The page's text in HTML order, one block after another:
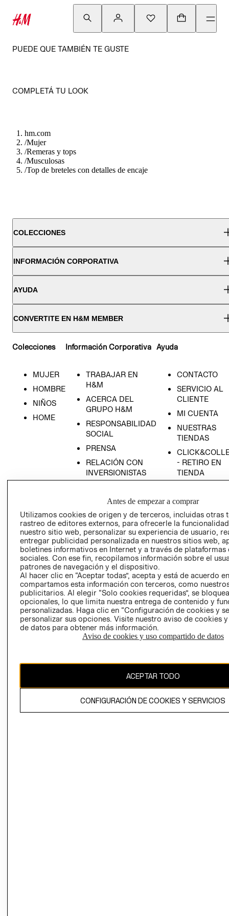
PUEDE QUE TAMBIÉN TE GUSTE
COMPLETÁ TU LOOK
hm.com
/Mujer
/Remeras y tops
/Musculosas
/Top de breteles con detalles de encaje
COLECCIONES
INFORMACIÓN CORPORATIVA
AYUDA
CONVERTITE EN H&M MEMBER
Colecciones
MUJER
HOMBRE
NIÑOS
HOME
Información Corporativa
TRABAJAR EN
H&M
ACERCA DEL
GRUPO H&M
RESPONSABILIDAD
SOCIAL
PRENSA
RELACIÓN CON
INVERSIONISTAS
EMPRESARIAL
Ayuda
CONTACTO
SERVICIO AL
CLIENTE
MI CUENTA
NUESTRAS
TIENDAS
- RETIRO EN
TIENDA
AVISO DE
PRIVACIDAD
GIFT CARD
AVISO DE
COOKIES
Uruguay ($U)
El contenido de esta página web está protegido por copyright y es
propiedad de H&M Hennes & Mauritz AB.
Antes de empezar a comprar
Utilizamos cookies de origen y de terceros, incluidas otras
rastreo de editores externos, para ofrecerle la
nuestro sitio web, personalizar su experiencia de usuario,
entregar publicidad personalizada en nuestros sitios web,
boletines informativos en Internet y a través de plataformas
sociales. Con ese fin, recopilamos información sobre el
patrones de navegación y el dispositivo.
Al hacer clic en “Aceptar todas”, acepta y está de acuerdo
compartamos esta información con terceros, como
publicitarios. Al elegir “Solo cookies requeridas”, se
opcionales, lo que limita nuestra entrega de contenido y
personalizadas. Haga clic en “Configuración de cookies y
personalizar sus opciones. Visite nuestro aviso de cookies
de datos para obtener más información.
Aviso de cookies y uso compartido de datos
ACEPTAR TODO
CONFIGURACIÓN DE COOKIES Y SERVICIOS